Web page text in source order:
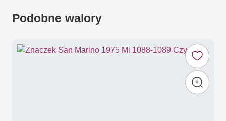
Podobne walory